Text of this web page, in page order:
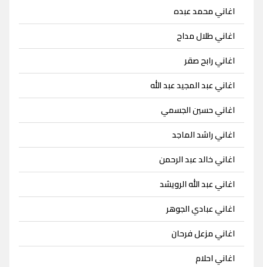
اغاني محمد عبده
اغاني طلال مداح
اغاني رابح صقر
اغاني عبد المجيد عبد الله
اغاني حسين الجسمي
اغاني راشد الماجد
اغاني خالد عبد الرحمن
اغاني عبد الله الرويشد
اغاني عبادي الجوهر
اغاني مزعل فرحان
اغاني احلام